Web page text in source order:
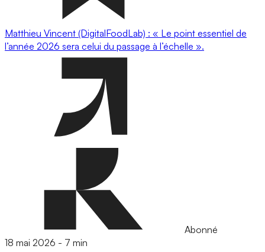
Matthieu Vincent (DigitalFoodLab) : « Le point essentiel de
l’année 2026 sera celui du passage à l’échelle ».
Abonné
18 mai 2026 - 7 min